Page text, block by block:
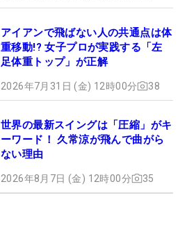
アイアンで飛ばない人の共通点は体
重移動!? 女子プロが実践する「左
足体重トップ」が正解
2026年7月31日 (金) 12時00分 38
世界の最新スイングは「圧縮」がキ
ーワード！ 久常涼が飛んで曲がら
ない理由
2026年8月7日 (金) 12時00分 35